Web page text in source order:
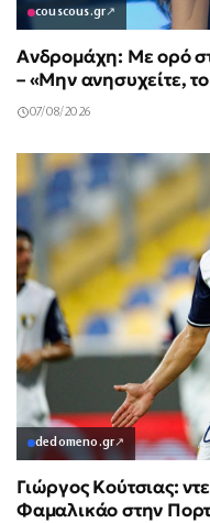
couscous.gr↗
Ανδρομάχη: Με ορό
– «Μην ανησυχείτε,
07/08/2026
dedomeno.gr↗
Γιώργος Κούτσιας:
Φαμαλικάο στην